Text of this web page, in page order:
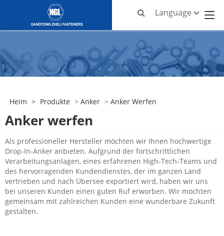
Language
Heim > Produkte > Anker > Anker Werfen
Anker werfen
Als professioneller Hersteller möchten wir Ihnen hochwertige
Drop-In-Anker anbieten. Aufgrund der fortschrittlichen
Verarbeitungsanlagen, eines erfahrenen High-Tech-Teams und
des hervorragenden Kundendienstes, der im ganzen Land
vertrieben und nach Übersee exportiert wird, haben wir uns
bei unseren Kunden einen guten Ruf erworben. Wir möchten
gemeinsam mit zahlreichen Kunden eine wunderbare Zukunft
gestalten.